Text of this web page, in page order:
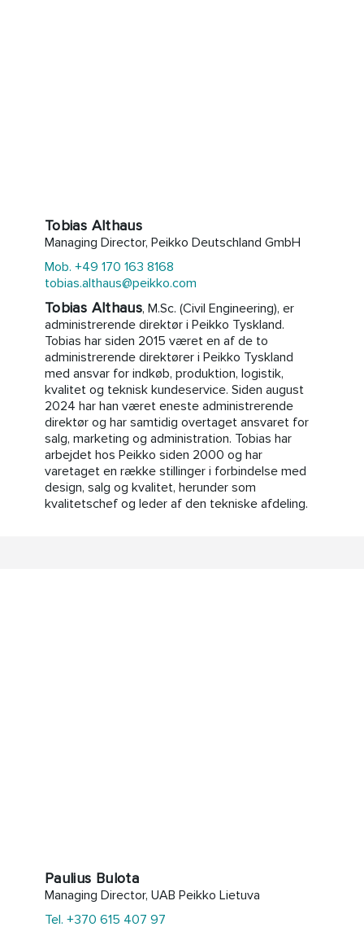
Tobias Althaus
Managing Director, Peikko Deutschland GmbH
Mob. +49 170 163 8168
tobias.althaus@peikko.com
Tobias Althaus, M.Sc. (Civil Engineering), er
administrerende direktør i Peikko Tyskland.
Tobias har siden 2015 været en af de to
administrerende direktører i Peikko Tyskland
med ansvar for indkøb, produktion, logistik,
kvalitet og teknisk kundeservice. Siden august
2024 har han været eneste administrerende
direktør og har samtidig overtaget ansvaret for
salg, marketing og administration. Tobias har
arbejdet hos Peikko siden 2000 og har
varetaget en række stillinger i forbindelse med
design, salg og kvalitet, herunder som
kvalitetschef og leder af den tekniske afdeling.
Paulius Bulota
Managing Director, UAB Peikko Lietuva
Tel. +370 615 407 97